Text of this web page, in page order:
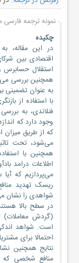
نمونه ترجمه فارسی
چکیده
در این مقاله،
اقتصادی بین
استقلال
همچنین بررسی
به عنوان تضمینی
فنلاندی، به
وجود دارد که
که از طریق میزان
می‌شود، تحت
همچنین با
اطلاعات درامد
می‌پردازیم که
ریسک تهدید
شواهدی را نشان
در سطح بالا
(گردش معاملات)
است. شواهد
احتمالا برای
نتایج همچنین
منافع شخصی که